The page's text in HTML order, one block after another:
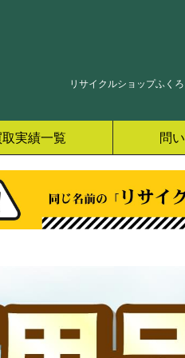
リサイクルショップふく
実績一覧 問